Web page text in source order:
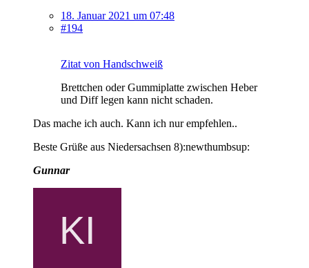
18. Januar 2021 um 07:48
#194
Zitat von Handschweiß
Brettchen oder Gummiplatte zwischen Heber
und Diff legen kann nicht schaden.
Das mache ich auch. Kann ich nur empfehlen..
Beste Grüße aus Niedersachsen 8):newthumbsup:
Gunnar